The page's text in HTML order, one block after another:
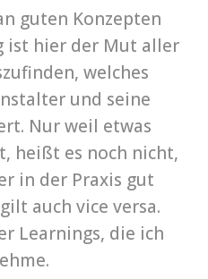
guten Konzepten
ist hier der Mut aller
welches
und seine
Nur weil etwas
heißt es noch nicht,
in der Praxis gut
auch vice versa.
Learnings, die ich